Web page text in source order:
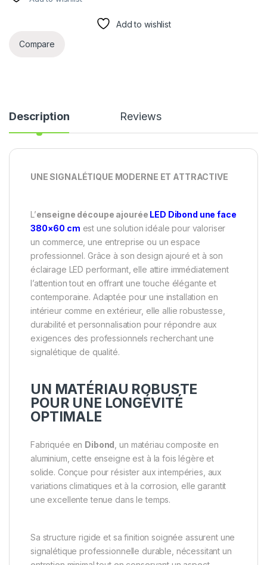
Add to wishlist
Compare
Description Reviews
UNE SIGNALÉTIQUE MODERNE ET ATTRACTIVE
L’enseigne découpe ajourée LED Dibond une face
380×60 cm est une solution idéale pour valoriser
un commerce, une entreprise ou un espace
professionnel. Grâce à son design ajouré et à son
éclairage LED performant, elle attire immédiatement
l’attention tout en offrant une touche élégante et
contemporaine. Adaptée pour une installation en
intérieur comme en extérieur, elle allie robustesse,
durabilité et personnalisation pour répondre aux
exigences des professionnels recherchant une
signalétique de qualité.
UN MATÉRIAU ROBUSTE
POUR UNE LONGÉVITÉ
OPTIMALE
Fabriquée en Dibond , un matériau composite en
aluminium, cette enseigne est à la fois légère et
solide. Conçue pour résister aux intempéries, aux
variations climatiques et à la corrosion, elle garantit
une excellente tenue dans le temps.
Sa structure rigide et sa finition soignée assurent une
signalétique professionnelle durable, nécessitant un